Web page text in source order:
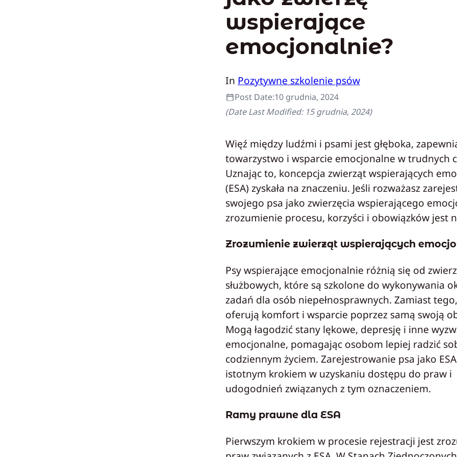
wspierające
emocjonalnie?
In Pozytywne szkolenie psów
Post Date:10 grudnia, 2024
(Date Last Modified: 15 grudnia, 2024)
Więź między ludźmi i psami jest głęboka,
towarzystwo i wsparcie emocjonalne w trudnych
Uznając to, koncepcja zwierząt wspierających
(ESA) zyskała na znaczeniu. Jeśli rozważasz
swojego psa jako zwierzęcia wspierającego
zrozumienie procesu, korzyści i obowiązków jest
Zrozumienie zwierząt wspierających
Psy wspierające emocjonalnie różnią się od
służbowych, które są szkolone do wykonywania
zadań dla osób niepełnosprawnych. Zamiast
oferują komfort i wsparcie poprzez samą swoją
Mogą łagodzić stany lękowe, depresję i inne
emocjonalne, pomagając osobom lepiej radzić
codziennym życiem. Zarejestrowanie psa jako
istotnym krokiem w uzyskaniu dostępu do praw i
udogodnień związanych z tym oznaczeniem.
Ramy prawne dla ESA
Pierwszym krokiem w procesie rejestracji jest